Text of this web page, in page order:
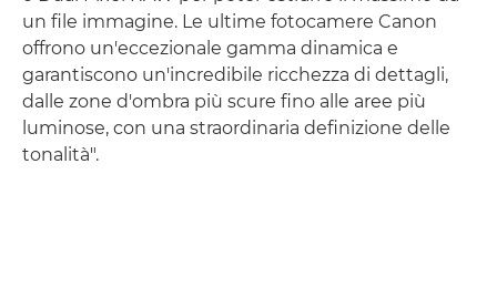
un file immagine. Le ultime fotocamere Canon
offrono un'eccezionale gamma dinamica e
garantiscono un'incredibile ricchezza di dettagli,
dalle zone d'ombra più scure fino alle aree più
luminose, con una straordinaria definizione delle
tonalità".